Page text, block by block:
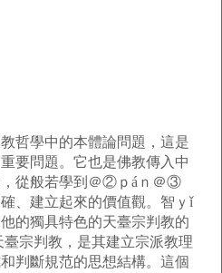
學中的本體論問題，這是
要問題。它也是佛教傳入中
，從般若學到＠②ｐáｎ＠③
、建立起來的價值觀。智ｙǐ
的獨具特色的天臺宗判教的
宗判教，是其建立宗派教理
判斷規范的思想結構。這個